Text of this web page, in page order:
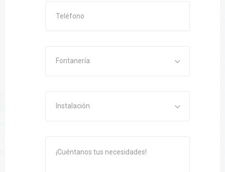
Fontanería
Instalación